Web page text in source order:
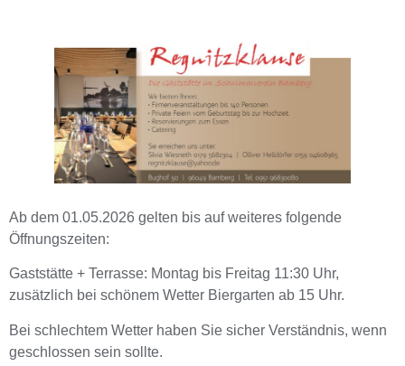
Ab dem 01.05.2026 gelten bis auf weiteres folgende
Öffnungszeiten:
Gaststätte + Terrasse: Montag bis Freitag 11:30 Uhr,
zusätzlich bei schönem Wetter Biergarten ab 15 Uhr.
Bei schlechtem Wetter haben Sie sicher Verständnis, wenn
geschlossen sein sollte.